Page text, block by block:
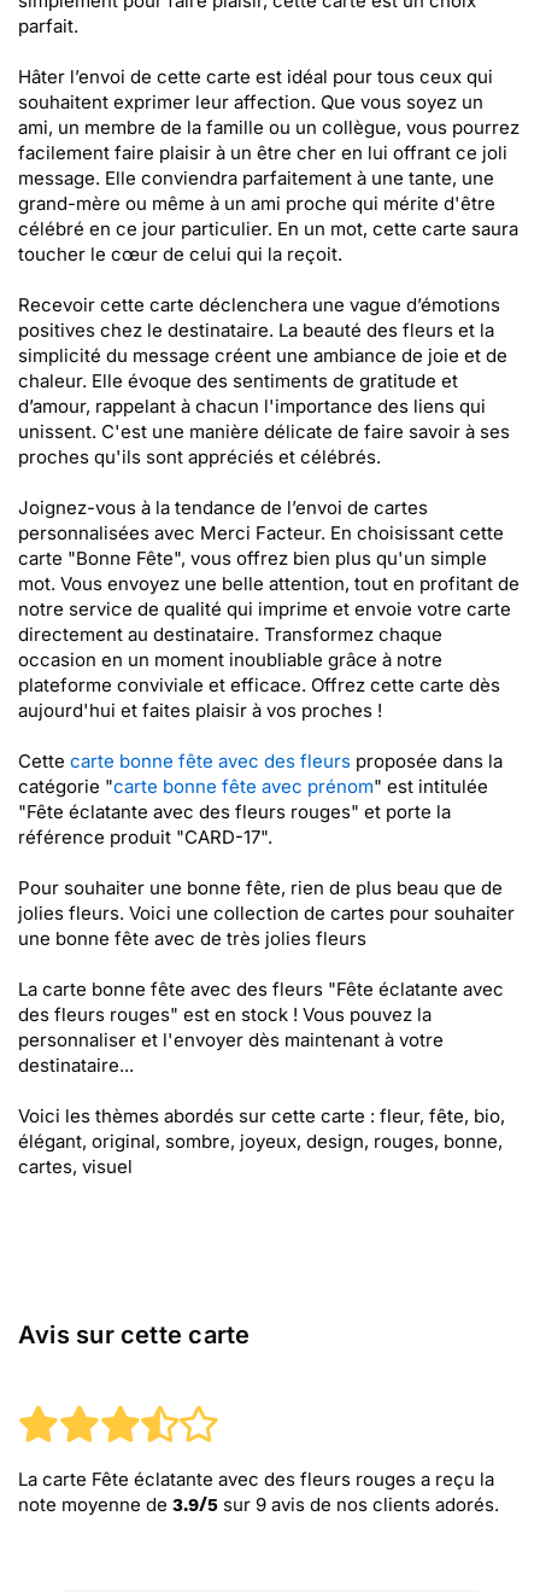
parfait.
Hâter l’envoi de cette carte est idéal pour tous ceux qui
souhaitent exprimer leur affection. Que vous soyez un
ami, un membre de la famille ou un collègue, vous pourrez
facilement faire plaisir à un être cher en lui offrant ce joli
message. Elle conviendra parfaitement à une tante, une
grand-mère ou même à un ami proche qui mérite d'être
célébré en ce jour particulier. En un mot, cette carte saura
toucher le cœur de celui qui la reçoit.
Recevoir cette carte déclenchera une vague d’émotions
positives chez le destinataire. La beauté des fleurs et la
simplicité du message créent une ambiance de joie et de
chaleur. Elle évoque des sentiments de gratitude et
d’amour, rappelant à chacun l'importance des liens qui
unissent. C'est une manière délicate de faire savoir à ses
proches qu'ils sont appréciés et célébrés.
Joignez-vous à la tendance de l’envoi de cartes
personnalisées avec Merci Facteur. En choisissant cette
carte "Bonne Fête", vous offrez bien plus qu'un simple
mot. Vous envoyez une belle attention, tout en profitant de
notre service de qualité qui imprime et envoie votre carte
directement au destinataire. Transformez chaque
occasion en un moment inoubliable grâce à notre
plateforme conviviale et efficace. Offrez cette carte dès
aujourd'hui et faites plaisir à vos proches !
Cette carte bonne fête avec des fleurs proposée dans la
catégorie "carte bonne fête avec prénom" est intitulée
"Fête éclatante avec des fleurs rouges" et porte la
référence produit "CARD-17".
Pour souhaiter une bonne fête, rien de plus beau que de
jolies fleurs. Voici une collection de cartes pour souhaiter
une bonne fête avec de très jolies fleurs
La carte bonne fête avec des fleurs "Fête éclatante avec
des fleurs rouges" est en stock ! Vous pouvez la
personnaliser et l'envoyer dès maintenant à votre
destinataire...
Voici les thèmes abordés sur cette carte : fleur, fête, bio,
élégant, original, sombre, joyeux, design, rouges, bonne,
cartes, visuel
Avis sur cette carte
La carte Fête éclatante avec des fleurs rouges a reçu la
note moyenne de 3.9/5 sur 9 avis de nos clients adorés.